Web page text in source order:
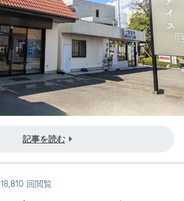
記事を読む
18,810 回閲覧